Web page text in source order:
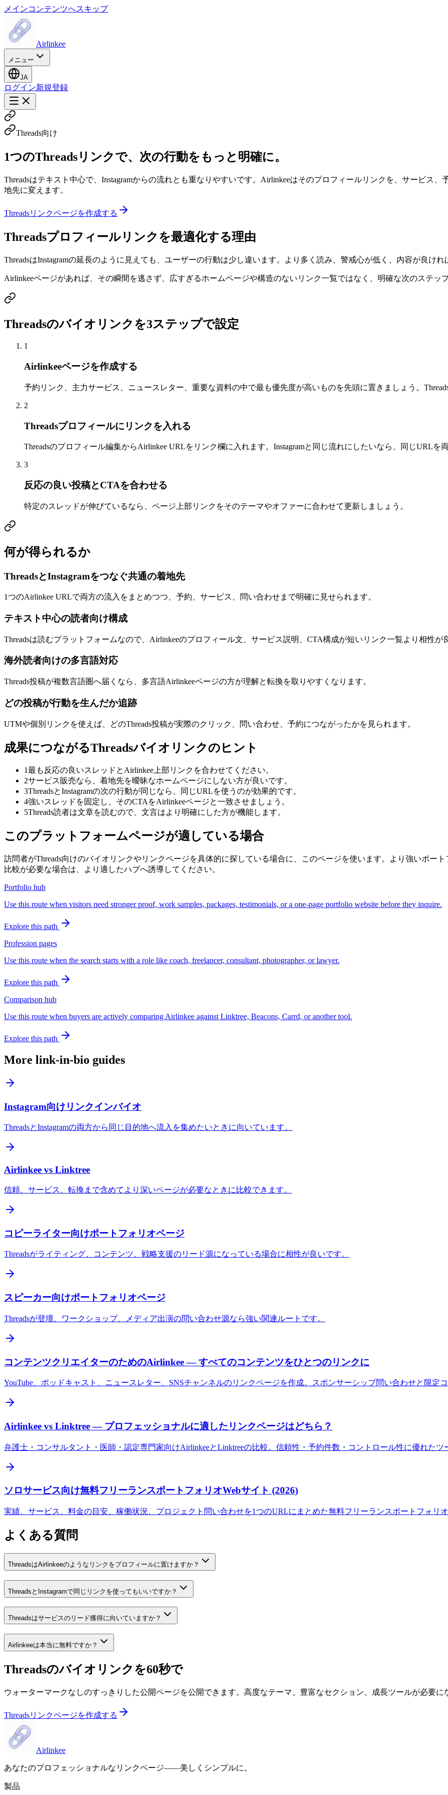
メインコンテンツへスキップ
Airlinkee
メニュー
JA
ログイン新規登録
Threads向け
1つのThreadsリンクで、次の行動をもっと明確に。
Threadsはテキスト中心で、Instagramからの流れとも重なりやすいです。Airlinkeeはそのプロフィールリンクを、サービス
地先に変えます。
Threadsリンクページを作成する
Threadsプロフィールリンクを最適化する理由
ThreadsはInstagramの延長のように見えても、ユーザーの行動は少し違います。より多く読み、警戒心が低く、内容が良け
Airlinkeeページがあれば、その瞬間を逃さず、広すぎるホームページや構造のないリンク一覧ではなく、明確な次のステッ
Threadsのバイオリンクを3ステップで設定
1
Airlinkeeページを作成する
予約リンク、主力サービス、ニュースレター、重要な資料の中で最も優先度が高いものを先頭に置きましょう。
2
Threadsプロフィールにリンクを入れる
Threadsのプロフィール編集からAirlinkee URLをリンク欄に入れます。Instagramと同じ流れにしたいなら、同じURLを
3
反応の良い投稿とCTAを合わせる
特定のスレッドが伸びているなら、ページ上部リンクをそのテーマやオファーに合わせて更新しましょう。
何が得られるか
ThreadsとInstagramをつなぐ共通の着地先
1つのAirlinkee URLで両方の流入をまとめつつ、予約、サービス、問い合わせまで明確に見せられます。
テキスト中心の読者向け構成
Threadsは読むプラットフォームなので、Airlinkeeのプロフィール文、サービス説明、CTA構成が短いリンク一覧より相性が
海外読者向けの多言語対応
Threads投稿が複数言語圏へ届くなら、多言語Airlinkeeページの方が理解と転換を取りやすくなります。
どの投稿が行動を生んだか追跡
UTMや個別リンクを使えば、どのThreads投稿が実際のクリック、問い合わせ、予約につながったかを見られます。
成果につながるThreadsバイオリンクのヒント
1最も反応の良いスレッドとAirlinkee上部リンクを合わせてください。
2サービス販売なら、着地先を曖昧なホームページにしない方が良いです。
3ThreadsとInstagramの次の行動が同じなら、同じURLを使うのが効果的です。
4強いスレッドを固定し、そのCTAをAirlinkeeページと一致させましょう。
5Threads読者は文章を読むので、文言はより明確にした方が機能します。
このプラットフォームページが適している場合
訪問者がThreads向けのバイオリンクやリンクページを具体的に探している場合に、このページを使います。より強いポー
比較が必要な場合は、より適したハブへ誘導してください。
Portfolio hub
Use this route when visitors need stronger proof, work samples, packages, testimonials, or a one-page portfolio website before they inquire.
Explore this path
Profession pages
Use this route when the search starts with a role like coach, freelancer, consultant, photographer, or lawyer.
Explore this path
Comparison hub
Use this route when buyers are actively comparing Airlinkee against Linktree, Beacons, Carrd, or another tool.
Explore this path
More link-in-bio guides
Instagram向けリンクインバイオ
ThreadsとInstagramの両方から同じ目的地へ流入を集めたいときに向いています。
Airlinkee vs Linktree
信頼、サービス、転換まで含めてより深いページが必要なときに比較できます。
コピーライター向けポートフォリオページ
Threadsがライティング、コンテンツ、戦略支援のリード源になっている場合に相性が良いです。
スピーカー向けポートフォリオページ
Threadsが登壇、ワークショップ、メディア出演の問い合わせ源なら強い関連ルートです。
コンテンツクリエイターのためのAirlinkee — すべてのコンテンツをひとつのリンクに
YouTube、ポッドキャスト、ニュースレター、SNSチャンネルのリンクページを作成。スポンサーシップ問い合わせと限定
Airlinkee vs Linktree — プロフェッショナルに適したリンクページはどちら？
弁護士・コンサルタント・医師・認定専門家向けAirlinkeeとLinktreeの比較。信頼性・予約件数・コントロール性に優れたツ
ソロサービス向け無料フリーランスポートフォリオWebサイト (2026)
実績、サービス、料金の目安、稼働状況、プロジェクト問い合わせを1つのURLにまとめた無料フリーランスポートフォリオ
よくある質問
ThreadsはAirlinkeeのようなリンクをプロフィールに置けますか？
ThreadsとInstagramで同じリンクを使ってもいいですか？
Threadsはサービスのリード獲得に向いていますか？
Airlinkeeは本当に無料ですか？
Threadsのバイオリンクを60秒で
ウォーターマークなしのすっきりした公開ページを公開できます。高度なテーマ、豊富なセクション、成長ツールが必要に
Threadsリンクページを作成する
Airlinkee
あなたのプロフェッショナルなリンクページ——美しくシンプルに。
製品